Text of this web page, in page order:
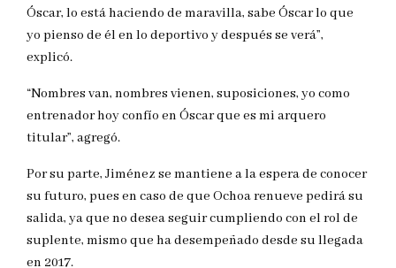
Óscar, lo está haciendo de maravilla, sabe Óscar lo que
yo pienso de él en lo deportivo y después se verá”,
explicó.
“Nombres van, nombres vienen, suposiciones, yo como
entrenador hoy confío en Óscar que es mi arquero
titular”, agregó.
Por su parte, Jiménez se mantiene a la espera de conocer
su futuro, pues en caso de que Ochoa renueve pedirá su
salida, ya que no desea seguir cumpliendo con el rol de
suplente, mismo que ha desempeñado desde su llegada
en 2017.